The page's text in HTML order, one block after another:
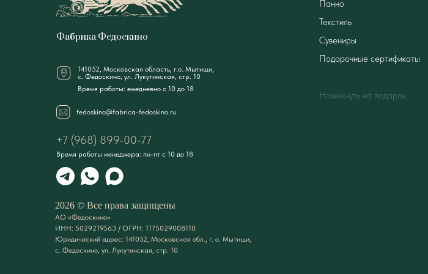
141052, Московская область, г.о. Мытищи,
с. Федоскино, ул. Лукутинская, стр. 10
Фабрика Федоскино
+7 (968) 899-00-77
АО «Федоскино»
ИНН: 5029219563 / ОГРН: 1175029008110
Юридический адрес: 141052, Московская обл., г. о. Мытищи,
с. Федоскино, ул. Лукутинская, стр. 10
2026 © Все права защищены
Время работы: ежедневно с 10 до 18
Время работы менеджера: пн-пт с 10 до 18
Панно
Текстиль
Сувениры
Подарочные сертификаты
Намекнуть на подарок
fedoskino@fabrica-fedoskino.ru